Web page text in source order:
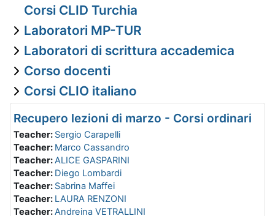
Corsi CLID Turchia
Laboratori MP-TUR
Laboratori di scrittura accademica
Corso docenti
Corsi CLIO italiano
Recupero lezioni di marzo - Corsi ordinari
Teacher: Sergio Carapelli
Teacher: Marco Cassandro
Teacher:ALICE GASPARINI
Teacher: Diego Lombardi
Teacher: Sabrina Maffei
Teacher: LAURA RENZONI
Teacher:Andreina VETRALLINI